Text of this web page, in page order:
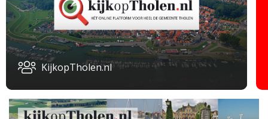
KijkopTholen.nl